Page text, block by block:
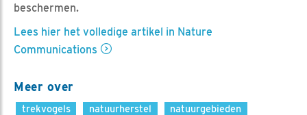
beschermen.
Lees hier het volledige artikel in Nature
Communications
Meer over
trekvogels natuurherstel
natuurgebieden